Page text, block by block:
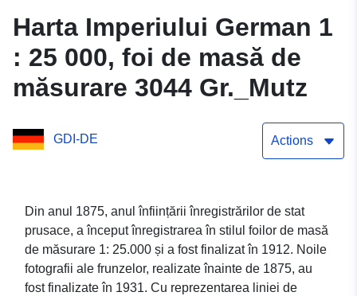
Harta Imperiului German 1
: 25 000, foi de masă de
măsurare 3044 Gr._Mutz
GDI-DE Actions
Din anul 1875, anul înființării înregistrărilor de stat
prusace, a început înregistrarea în stilul foilor de masă
de măsurare 1: 25.000 și a fost finalizat în 1912. Noile
fotografii ale frunzelor, realizate înainte de 1875, au
fost finalizate în 1931. Cu reprezentarea liniei de